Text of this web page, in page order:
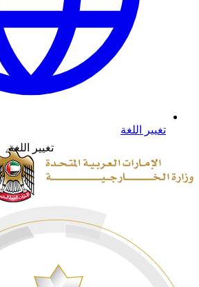
تغيير اللغة
تغيير اللغة